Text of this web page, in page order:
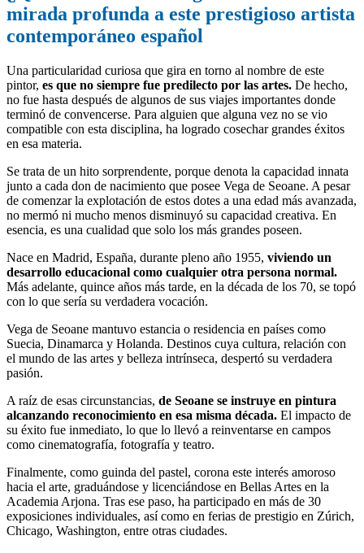
mirada profunda a este prestigioso artista
contemporáneo español
Una particularidad curiosa que gira en torno al nombre de este
pintor, es que no siempre fue predilecto por las artes. De hecho,
no fue hasta después de algunos de sus viajes importantes donde
terminó de convencerse. Para alguien que alguna vez no se vio
compatible con esta disciplina, ha logrado cosechar grandes éxitos
en esa materia.
Se trata de un hito sorprendente, porque denota la capacidad innata
junto a cada don de nacimiento que posee Vega de Seoane. A pesar
de comenzar la explotación de estos dotes a una edad más avanzada,
no mermó ni mucho menos disminuyó su capacidad creativa. En
esencia, es una cualidad que solo los más grandes poseen.
Nace en Madrid, España, durante pleno año 1955, viviendo un
desarrollo educacional como cualquier otra persona normal.
Más adelante, quince años más tarde, en la década de los 70, se topó
con lo que sería su verdadera vocación.
Vega de Seoane mantuvo estancia o residencia en países como
Suecia, Dinamarca y Holanda. Destinos cuya cultura, relación con
el mundo de las artes y belleza intrínseca, despertó su verdadera
pasión.
A raíz de esas circunstancias, de Seoane se instruye en pintura
alcanzando reconocimiento en esa misma década. El impacto de
su éxito fue inmediato, lo que lo llevó a reinventarse en campos
como cinematografía, fotografía y teatro.
Finalmente, como guinda del pastel, corona este interés amoroso
hacia el arte, graduándose y licenciándose en Bellas Artes en la
Academia Arjona. Tras ese paso, ha participado en más de 30
exposiciones individuales, así como en ferias de prestigio en Zúrich,
Chicago, Washington, entre otras ciudades.